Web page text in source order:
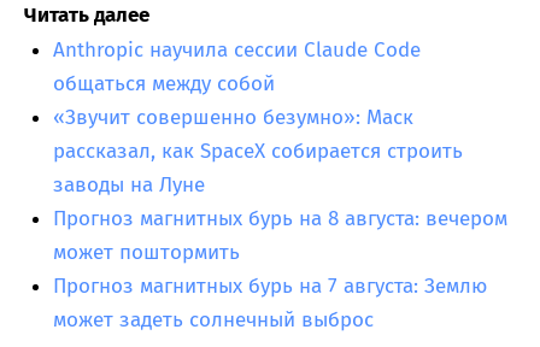
Читать далее
Anthropic научила сессии Claude Code
общаться между собой
«Звучит совершенно безумно»: Маск
рассказал, как SpaceX собирается строить
заводы на Луне
Прогноз магнитных бурь на 8 августа: вечером
может поштормить
Прогноз магнитных бурь на 7 августа: Землю
может задеть солнечный выброс